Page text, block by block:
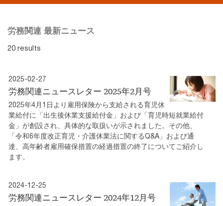
労務関連 最新ニュース
20 results
2025-02-27
労務関連ニュースレター 2025年2月号
2025年4月1日より雇用保険から支給される育児休
業給付に「出生後休業支援給付金」および「育児時短就業給付
金」が創設され、具体的な取扱いが示されました。その他、
「令和6年度改正育児・介護休業法に関するQ&A」および通
達、高年齢者雇用確保措置の経過措置の終了についてご紹介し
ます。
2024-12-25
労務関連ニュースレター 2024年12月号